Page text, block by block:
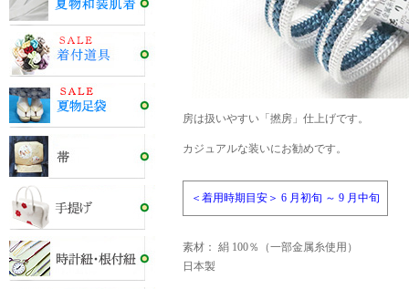
房は扱いやすい「撚房」仕上げです。
カジュアルな装いにお勧めです。
＜着用時期目安＞ 6 月初旬 ～ 9 月中旬
素材： 絹 100％（一部金属糸使用）
日本製